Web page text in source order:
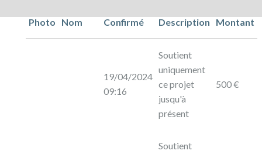
Photo Nom Confirmé Description Montant
19/04/2024
09:16
Soutient
uniquement
ce projet
jusqu'à
présent
500 €
Soutient